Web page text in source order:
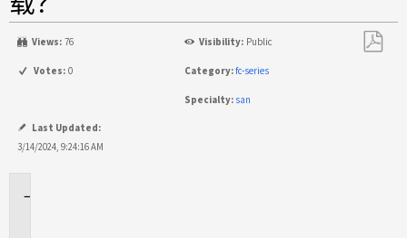
Views: 76 Visibility: Public
Votes: 0 Category:fc-series
Specialty: san
Last Updated:
3/14/2024, 9:24:16 AM